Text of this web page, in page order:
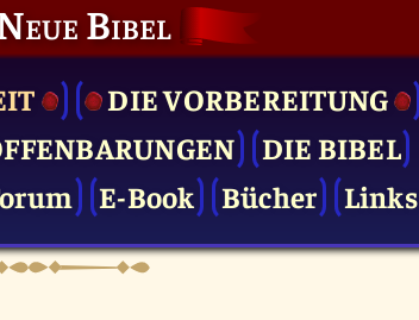
Bibel
DIE VOR­BEREITUNG
DIE BIBEL
E-Book Bücher Links